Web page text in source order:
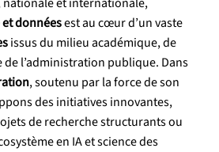
donnéesest au cœur d’un vaste
issus du milieu académique, de
de l’administration publique. Dans
, soutenu par la force de son
des initiatives innovantes,
de recherche structurants ou
en IA et science des